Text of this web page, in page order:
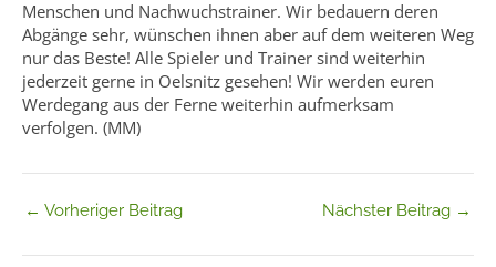
Menschen und Nachwuchstrainer. Wir bedauern deren
Abgänge sehr, wünschen ihnen aber auf dem weiteren Weg
nur das Beste! Alle Spieler und Trainer sind weiterhin
jederzeit gerne in Oelsnitz gesehen! Wir werden euren
Werdegang aus der Ferne weiterhin aufmerksam
verfolgen. (MM)
← Vorheriger Beitrag Nächster Beitrag →